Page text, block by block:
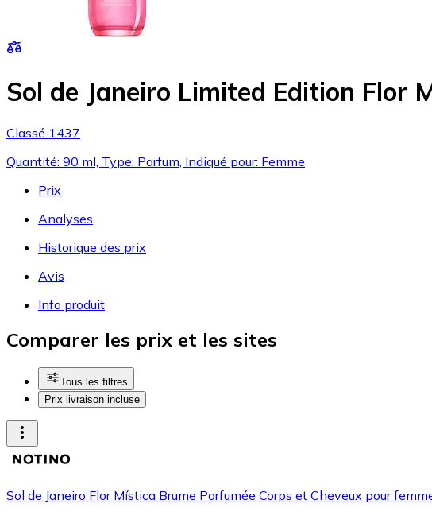
Sol de Janeiro Limited Edition Flor
Classé 1437
Quantité: 90 ml, Type: Parfum, Indiqué pour: Femme
Prix
Analyses
Historique des prix
Avis
Info produit
Comparer les prix et les sites
Tous les filtres
Prix livraison incluse
Sol de Janeiro Flor Mística Brume Parfumée Corps et Cheveux pour